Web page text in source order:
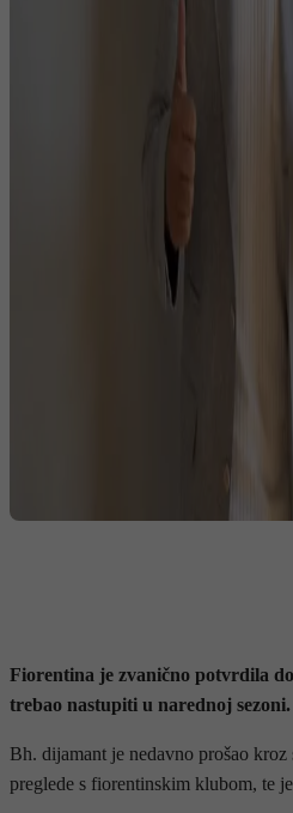
Fiorentina je zvanično potvrdila
trebao nastupiti u narednoj sezoni.
Bh. dijamant je nedavno prošao
preglede s fiorentinskim klubom, te